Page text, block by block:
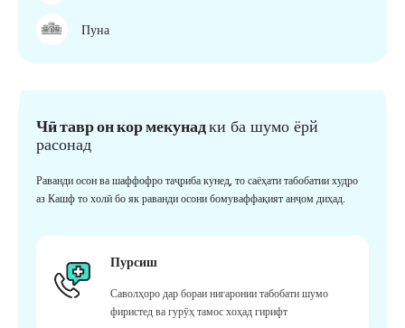
Пуна
Чӣ тавр он кор мекунадки ба шумо ёрй
расонад
Раванди осон ва шаффофро таҷриба кунед, то саёҳати табобатии худро
аз Кашф то холӣ бо як раванди осони бомуваффақият анҷом диҳад.
Пурсиш
Саволҳоро дар бораи нигаронии табобати шумо
фиристед ва гурӯҳ тамос хоҳад гирифт